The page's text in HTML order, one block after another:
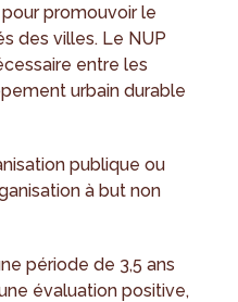
promouvoir le
des villes. Le NUP
entre les
urbain durable
publique ou
à but non
période de 3,5 ans
évaluation positive,